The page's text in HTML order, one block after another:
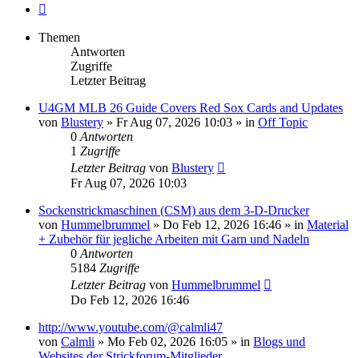
Themen
Antworten
Zugriffe
Letzter Beitrag
U4GM MLB 26 Guide Covers Red Sox Cards and Updates
von Blustery » Fr Aug 07, 2026 10:03 » in Off Topic
0 Antworten
1 Zugriffe
Letzter Beitrag von Blustery
Fr Aug 07, 2026 10:03
Sockenstrickmaschinen (CSM) aus dem 3-D-Drucker
von Hummelbrummel » Do Feb 12, 2026 16:46 » in Material
+ Zubehör für jegliche Arbeiten mit Garn und Nadeln
0 Antworten
5184 Zugriffe
Letzter Beitrag von Hummelbrummel
Do Feb 12, 2026 16:46
http://www.youtube.com/@calmli47
von Calmli » Mo Feb 02, 2026 16:05 » in Blogs und